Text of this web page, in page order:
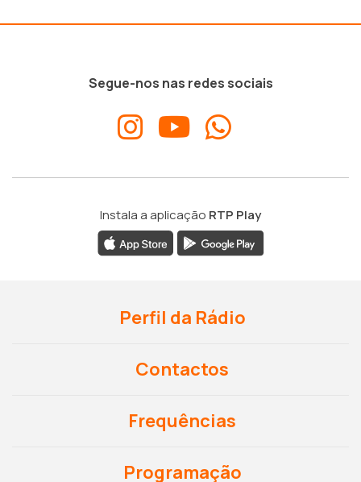
Segue-nos nas redes sociais
Instala a aplicação RTP Play
Perfil da Rádio
Contactos
Frequências
Programação